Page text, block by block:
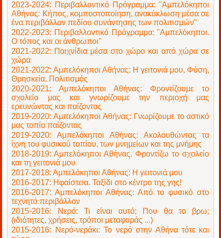
2023-2024: Περιβαλλοντικό Πρόγραμμα: "Αμπελόκηποι
Αθήνας: Κήπος, κομποστοποίηση, ανακύκλωση μέσα σε
ένα περιβάλλον πεδίου συνάντησης των πολιτισμών"
2022-2023: Περιβαλλοντικό Πρόγραμμα: "Αμπελόκηποι.
Ο τόπος και οι άνθρωποι"
2021-2022: Παιχνίδια μέσα στο χώρο και από χώρα σε
χώρα
2021-2022: Αμπελόκηποι Αθήνας: Η γειτονιά μου, Φύση,
Θρησκεία, Πολιτισμός
2020-2021: Αμπελόκηποι Αθήνας: Φροντίζουμε το
σχολείο μας και γνωρίζουμε την περιοχή μας
ερευνώντας και παίζοντας
2019-2020: Αμπελόκηποι Αθήνας: Γνωρίζουμε το αστικό
μας τοπίο παίζοντας
2019-2020: Αμπελόκηποι Αθήνας: Ακολουθώντας τα
ίχνη του φυσικού τοπίου, των μνημείων και της μνήμης
2018-2019: Αμπελόκηποι Αθήνας. Φροντίζω το σχολείο
και τη γειτονιά μου
2017-2018: Αμπελόκηποι Αθήνας: Η γειτονιά μου
2016-2017: Ηφαίστεια. Ταξίδι στο κέντρο της γης!
2016-2017: Αμπελόκηποι Αθήνας: Από το φυσικό στο
τεχνητό περιβάλλον
2015-2016: Νερό: Τι είναι αυτό; Που θα το βρω;
(ιδιότητες, χρήσεις, τρόποι μεταφοράς ...)
2015-2016: Νερό-νεράκι: Το νερό στην Αθήνα τότε και